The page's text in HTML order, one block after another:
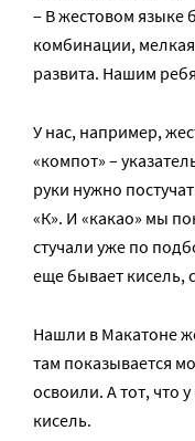
– В жестовом
комбинации,
развита. Нашим
У нас, например,
«компот» –
руки нужно
«К». И «какао» мы
стучали уже по
еще бывает кисель,
Нашли в Макатоне
там показывается
освоили. А тот, что
кисель.